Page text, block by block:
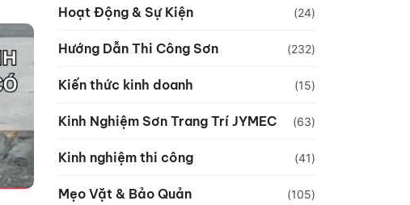
Hoạt Động & Sự Kiện (24)
Hướng Dẫn Thi Công Sơn (232)
Kiến thức kinh doanh (15)
Kinh Nghiệm Sơn Trang Trí JYMEC (63)
Kinh nghiệm thi công (41)
Mẹo Vặt & Bảo Quản (105)